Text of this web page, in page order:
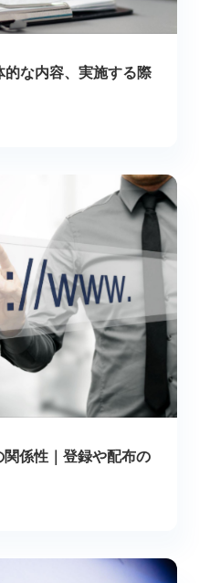
な内容、実施する際
関係性｜登録や配布の